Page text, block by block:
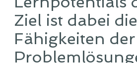
Ziel ist dabei
Fähigkeiten